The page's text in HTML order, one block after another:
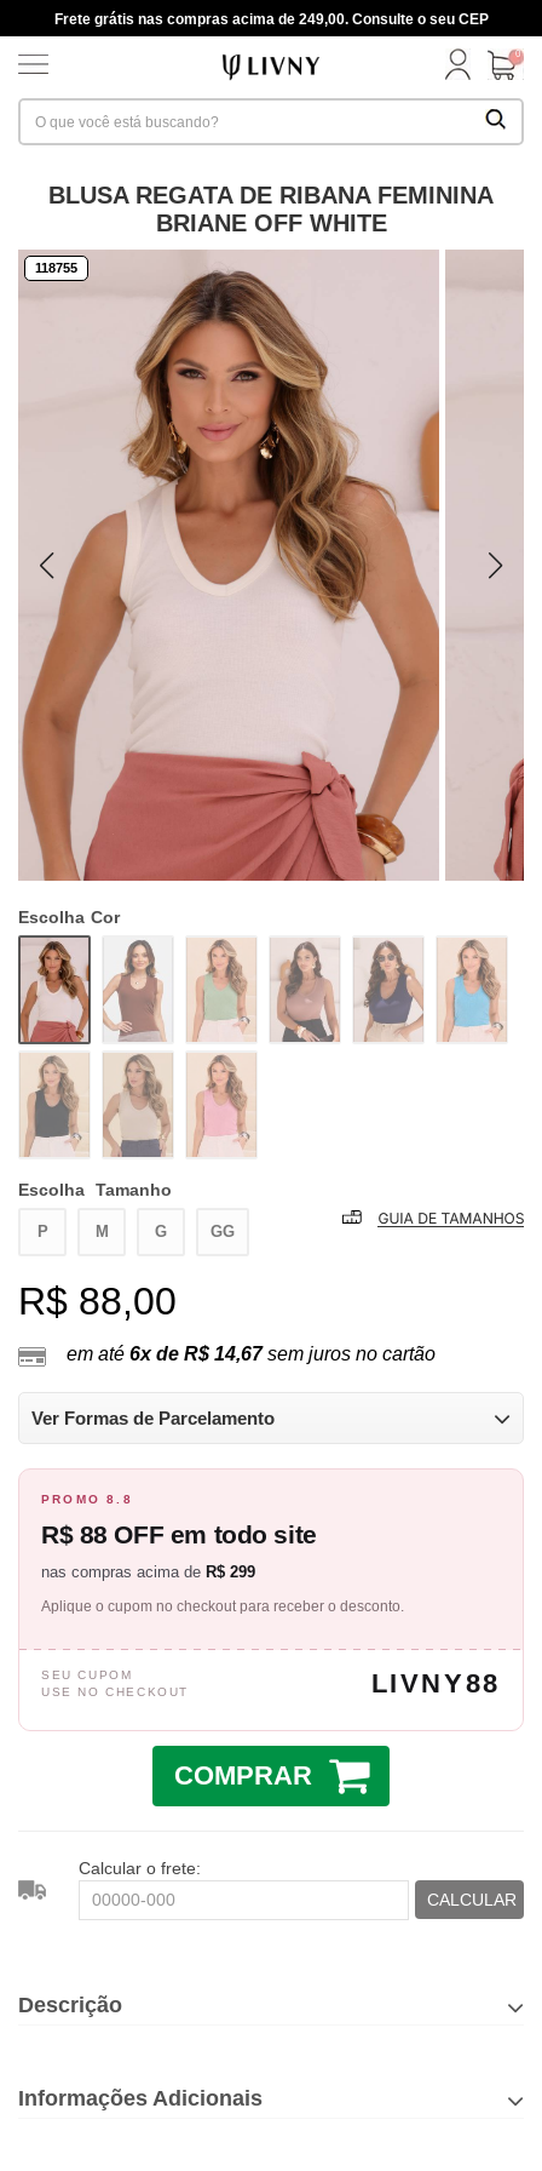
Frete grátis nas compras acima de 249,00. Consulte o seu CEP
0
BLUSA REGATA DE RIBANA FEMININA
BRIANE OFF WHITE
118755
Escolha Cor
Escolha Tamanho
P M G GG
R$ 88,00
em até 6x de R$ 14,67sem juros no cartão
Ver Formas de Parcelamento
PROMO 8.8
R$ 88 OFF em todo site
nas compras acima de R$ 299
Aplique o cupom no checkout para receber o desconto.
SEU CUPOM
USE NO CHECKOUT
LIVNY88
COMPRAR
Calcular o frete:
CALCULAR
Descrição
Informações Adicionais